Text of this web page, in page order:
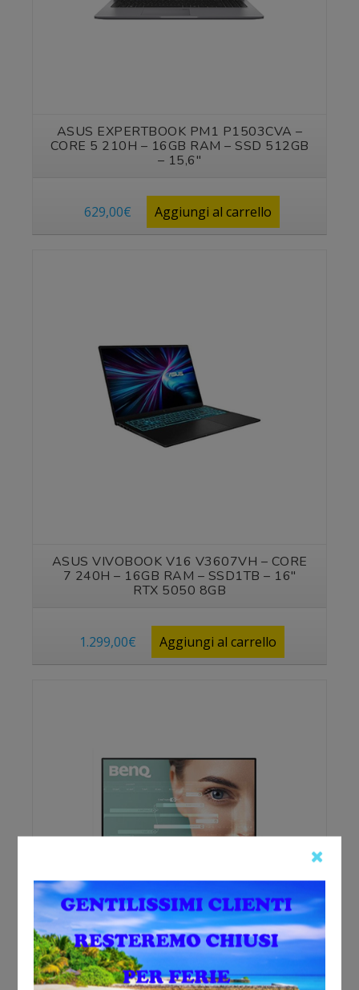
ASUS EXPERTBOOK PM1 P1503CVA –
CORE 5 210H – 16GB RAM – SSD 512GB
– 15,6″
629,00€ Aggiungi al carrello
ASUS VIVOBOOK V16 V3607VH – CORE
7 240H – 16GB RAM – SSD1TB – 16″
RTX 5050 8GB
1.299,00€ Aggiungi al carrello
Vedi prodotto